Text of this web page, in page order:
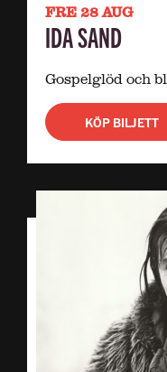
FRE 28 AUG
IDA SAND
Gospelglöd och
KÖP BILJETT